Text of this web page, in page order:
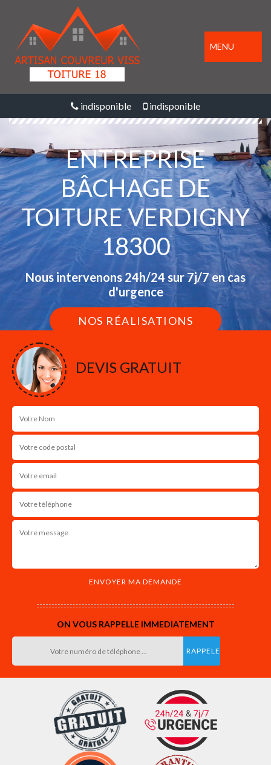
MENU
indisponible indisponible
ENTREPRISE
BÂCHAGE DE
TOITURE VERDIGNY
18300
Nous intervenons 24h/24 sur 7j/7 en cas
d'urgence
NOS RÉALISATIONS
DEVIS GRATUIT
ON VOUS RAPPELLE IMMEDIATEMENT